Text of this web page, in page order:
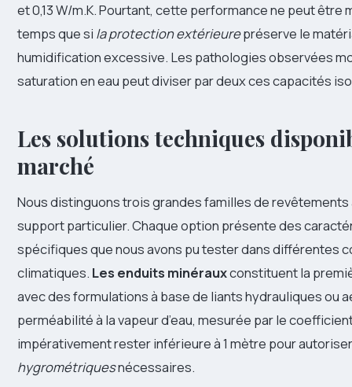
et 0,13 W/m.K. Pourtant, cette performance ne peut être
temps que si la protection extérieurepréserve le
humidification excessive. Les pathologies observées
saturation en eau peut diviser par deux ces capacités
Les solutions techniques
marché
Nous distinguons trois grandes familles de revêtements
support particulier. Chaque option présente des
spécifiques que nous avons pu tester dans différentes
climatiques. Les enduits minérauxconstituent la
avec des formulations à base de liants hydrauliques ou
perméabilité à la vapeur d’eau, mesurée par le
impérativement rester inférieure à 1 mètre pour
hygrométriquesnécessaires.